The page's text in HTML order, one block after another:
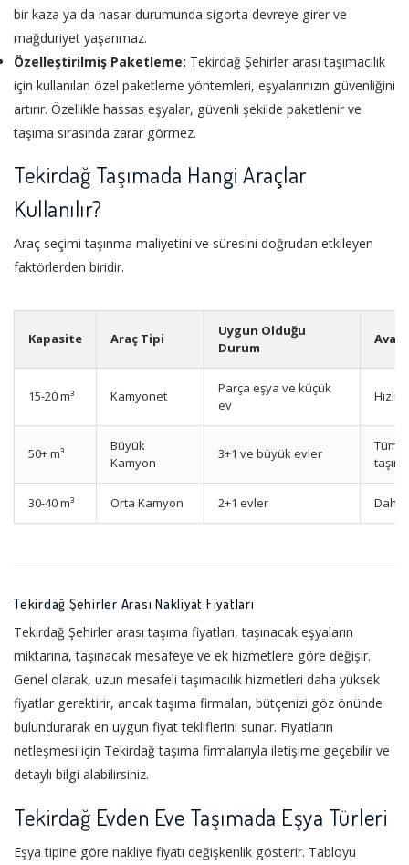
bir kaza ya da hasar durumunda sigorta devreye girer ve
mağduriyet yaşanmaz.
Özelleştirilmiş Paketleme: Tekirdağ Şehirler arası taşımacılık
için kullanılan özel paketleme yöntemleri, eşyalarınızın güvenliğini
artırır. Özellikle hassas eşyalar, güvenli şekilde paketlenir ve
taşıma sırasında zarar görmez.
Tekirdağ Taşımada Hangi Araçlar
Kullanılır?
Araç seçimi taşınma maliyetini ve süresini doğrudan etkileyen
faktörlerden biridir.
Kapasite Araç Tipi
Uygun Olduğu
Durum
15-20 m³ Kamyonet
Parça eşya ve küçük
ev
Hızlı
50+ m³
Büyük
Kamyon
3+1 ve büyük evler
Tüm
30-40 m³ Orta Kamyon 2+1 evler Daha
Tekirdağ Şehirler Arası Nakliyat Fiyatları
Tekirdağ Şehirler arası taşıma fiyatları, taşınacak eşyaların
miktarına, taşınacak mesafeye ve ek hizmetlere göre değişir.
Genel olarak, uzun mesafeli taşımacılık hizmetleri daha yüksek
fiyatlar gerektirir, ancak taşıma firmaları, bütçenizi göz önünde
bulundurarak en uygun fiyat tekliflerini sunar. Fiyatların
netleşmesi için Tekirdağ taşıma firmalarıyla iletişime geçebilir ve
detaylı bilgi alabilirsiniz.
Tekirdağ Evden Eve Taşımada Eşya Türleri
Eşya tipine göre nakliye fiyatı değişkenlik gösterir. Tabloyu